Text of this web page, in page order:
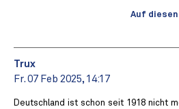
Auf
Trux
Fr. 07 Feb 2025, 14:17
Deutschland ist schon seit 1918 nicht